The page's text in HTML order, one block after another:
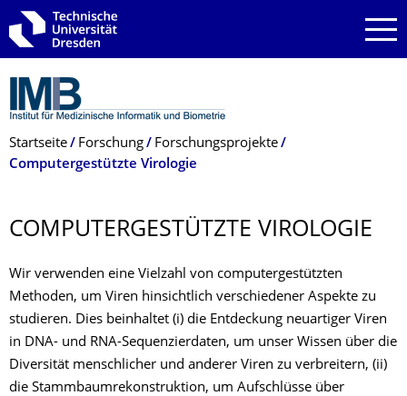
Zur Hauptnavigation springen
Zur Suche springen
Zum Inhalt springen
Breadcrumb-Menü
Startseite Forschung
Forschungsprojekte
Computergestützte Virologie
COMPUTERGE­STÜTZTE VIROLOGIE
Wir verwenden eine Vielzahl von computergestützten
Methoden, um Viren hinsichtlich verschiedener Aspekte zu
studieren. Dies beinhaltet (i) die Entdeckung neuartiger Viren
in DNA- und RNA-Sequenzierdaten, um unser Wissen über die
Diversität menschlicher und anderer Viren zu verbreitern, (ii)
die Stammbaumrekonstruktion, um Aufschlüsse über